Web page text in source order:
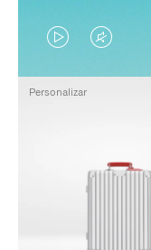
EL
VÍDEO
EL
Personalizar